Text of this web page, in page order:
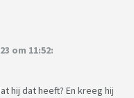
om 11:52:
hij dat heeft? En kreeg hij